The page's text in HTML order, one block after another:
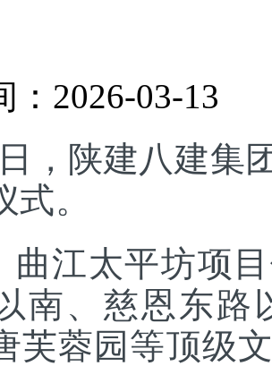
：2026-03-13
，陕建八建集
。
曲江太平坊项
南、慈恩东路
芙蓉园等顶级